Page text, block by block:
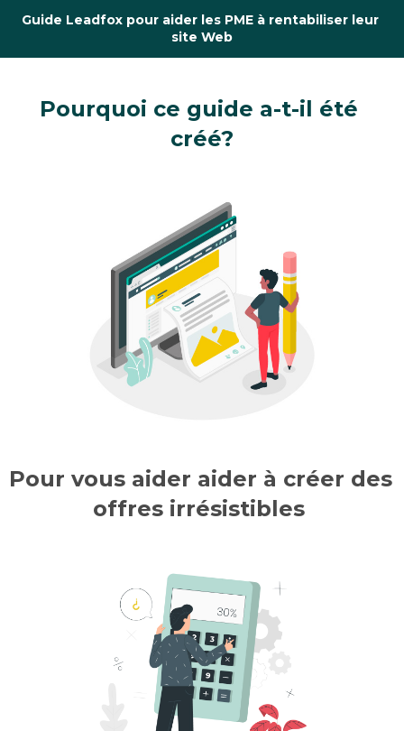
Guide Leadfox pour aider les PME à rentabiliser leur
site Web
Pourquoi ce guide a-t-il été
créé?
Pour vous aider aider à créer des
offres irrésistibles